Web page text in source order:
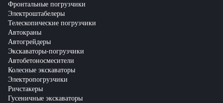
Фронтальные погрузчики
Электроштабелеры
Телескопические погрузчики
Автокраны
Автогрейдеры
Экскаваторы-погрузчики
Автобетоносмесители
Колесные экскаваторы
Электропогрузчики
Ричстакеры
Гусеничные экскаваторы